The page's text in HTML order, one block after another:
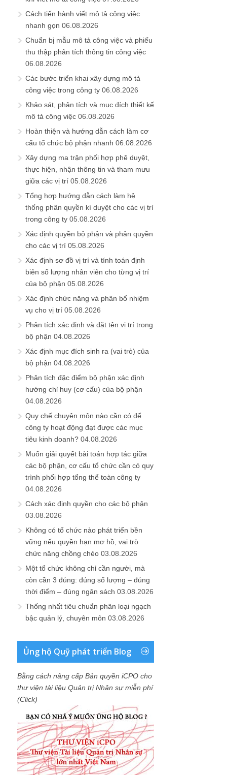
Cách tiến hành viết mô tả công việc
nhanh gọn 06.08.2026
Chuẩn bị mẫu mô tả công việc và phiếu
thu thập phân tích thông tin công việc
06.08.2026
Các bước triển khai xây dựng mô tả
công việc trong công ty 06.08.2026
Khảo sát, phân tích và mục đích thiết kế
mô tả công việc 06.08.2026
Hoàn thiện và hướng dẫn cách làm cơ
cấu tổ chức bộ phận nhanh 06.08.2026
Xây dựng ma trận phối hợp phê duyệt,
thực hiện, nhận thông tin và tham mưu
giữa các vị trí 05.08.2026
Tổng hợp hướng dẫn cách làm hệ
thống phân quyền kí duyệt cho các vị trí
trong công ty 05.08.2026
Xác định quyền bộ phận và phân quyền
cho các vị trí 05.08.2026
Xác định sơ đồ vị trí và tính toán định
biên số lượng nhân viên cho từng vị trí
của bộ phận 05.08.2026
Xác định chức năng và phân bổ nhiệm
vụ cho vị trí 05.08.2026
Phân tích xác định và đặt tên vị trí trong
bộ phận 04.08.2026
Xác định mục đích sinh ra (vai trò) của
bộ phận 04.08.2026
Phân tích đặc điểm bộ phận xác định
hướng chỉ huy (cơ cấu) của bộ phận
04.08.2026
Quy chế chuyên môn nào cần có để
công ty hoạt động đạt được các mục
tiêu kinh doanh? 04.08.2026
Muốn giải quyết bài toán hợp tác giữa
các bộ phận, cơ cấu tổ chức cần có quy
trình phối hợp tổng thể toàn công ty
04.08.2026
Cách xác định quyền cho các bộ phận
03.08.2026
Không có tổ chức nào phát triển bền
vững nếu quyền hạn mơ hồ, vai trò
chức năng chồng chéo 03.08.2026
Một tổ chức không chỉ cần người, mà
còn cần 3 đúng: đúng số lượng – đúng
thời điểm – đúng ngân sách 03.08.2026
Thống nhất tiêu chuẩn phân loại ngạch
bậc quản lý, chuyên môn 03.08.2026
Ủng hộ Quỹ phát triển Blog
Bằng cách nâng cấp Bản quyền iCPO cho
thư viện tài liệu Quản trị Nhân sự miễn phí
(Click)